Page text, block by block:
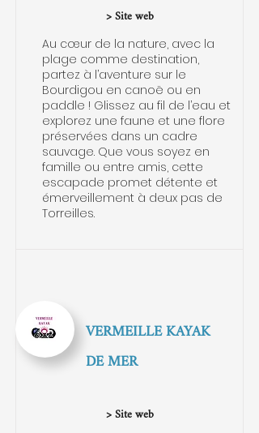
Au cœur de la nature, avec la
plage comme destination,
partez à l’aventure sur le
Bourdigou en canoë ou en
paddle ! Glissez au fil de l’eau et
explorez une faune et une flore
préservées dans un cadre
sauvage. Que vous soyez en
famille ou entre amis, cette
escapade promet détente et
émerveillement à deux pas de
Torreilles.
> Site web
> Site web
VERMEILLE KAYAK
DE MER